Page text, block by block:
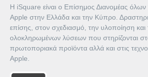
Η iSquare είναι ο Επίσημος Διανομέας
Apple στην Ελλάδα και την Κύπρο.
επίσης, στον σχεδιασμό, την υλοποίηση
ολοκληρωμένων λύσεων που στηρίζονται
πρωτοποριακά προϊόντα αλλά και στις
Apple.